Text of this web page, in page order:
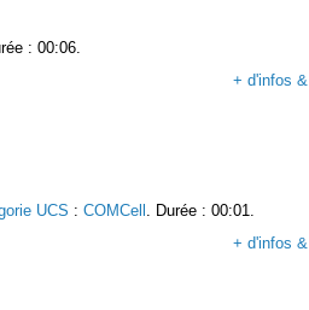
: 00:06.
+ d'infos &
UCS : COMCell
. Durée : 00:01.
+ d'infos &